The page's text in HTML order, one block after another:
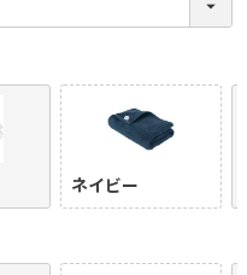
ネイビー